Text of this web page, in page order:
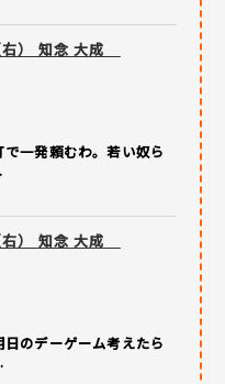
右） 知念 大成
一発頼むわ。若い奴ら
右） 知念 大成
のデーゲーム考えたら